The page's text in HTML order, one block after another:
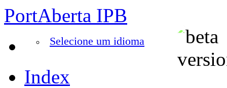
PortAberta IPB
Selecione um idioma
Index